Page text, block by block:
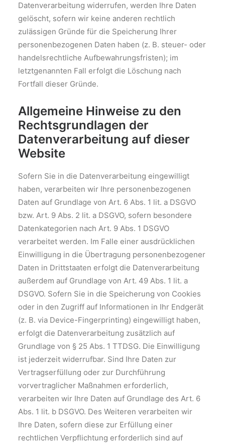
Datenverarbeitung widerrufen, werden Ihre Daten
gelöscht, sofern wir keine anderen rechtlich
zulässigen Gründe für die Speicherung Ihrer
personenbezogenen Daten haben (z. B. steuer- oder
handelsrechtliche Aufbewahrungsfristen); im
letztgenannten Fall erfolgt die Löschung nach
Fortfall dieser Gründe.
Allgemeine Hinweise zu den
Rechtsgrundlagen der
Datenverarbeitung auf dieser
Website
Sofern Sie in die Datenverarbeitung eingewilligt
haben, verarbeiten wir Ihre personenbezogenen
Daten auf Grundlage von Art. 6 Abs. 1 lit. a DSGVO
bzw. Art. 9 Abs. 2 lit. a DSGVO, sofern besondere
Datenkategorien nach Art. 9 Abs. 1 DSGVO
verarbeitet werden. Im Falle einer ausdrücklichen
Einwilligung in die Übertragung personenbezogener
Daten in Drittstaaten erfolgt die Datenverarbeitung
außerdem auf Grundlage von Art. 49 Abs. 1 lit. a
DSGVO. Sofern Sie in die Speicherung von Cookies
oder in den Zugriff auf Informationen in Ihr Endgerät
(z. B. via Device-Fingerprinting) eingewilligt haben,
erfolgt die Datenverarbeitung zusätzlich auf
Grundlage von § 25 Abs. 1 TTDSG. Die Einwilligung
ist jederzeit widerrufbar. Sind Ihre Daten zur
Vertragserfüllung oder zur Durchführung
vorvertraglicher Maßnahmen erforderlich,
verarbeiten wir Ihre Daten auf Grundlage des Art. 6
Abs. 1 lit. b DSGVO. Des Weiteren verarbeiten wir
Ihre Daten, sofern diese zur Erfüllung einer
rechtlichen Verpflichtung erforderlich sind auf